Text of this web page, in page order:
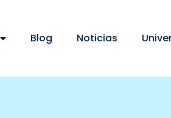
Blog Noticias